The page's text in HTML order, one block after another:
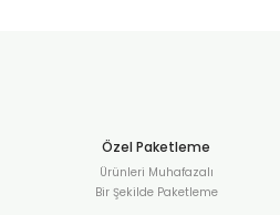
Özel Paketleme
Ürünleri Muhafazalı
Bir Şekilde Paketleme